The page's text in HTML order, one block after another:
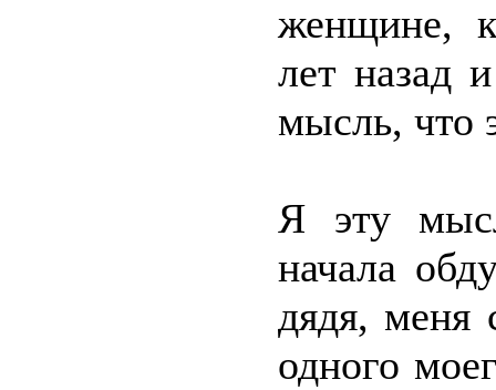
женщине,
лет назад
мысль, что
Я эту
начала
дядя, меня
одного